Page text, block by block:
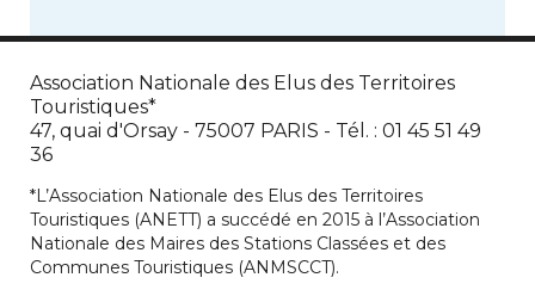
Association Nationale des Elus des Territoires
Touristiques*
47, quai d'Orsay - 75007 PARIS - Tél. : 01 45 51 49
36
*L’Association Nationale des Elus des Territoires
Touristiques (ANETT) a succédé en 2015 à l’Association
Nationale des Maires des Stations Classées et des
Communes Touristiques (ANMSCCT).